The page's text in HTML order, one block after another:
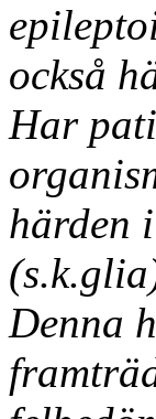
också
Har
härden
Denna